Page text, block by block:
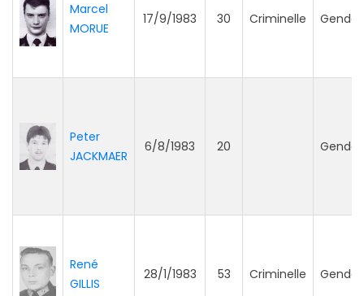
Marcel
MORUE
17/9/1983 30 Criminelle
Peter
JACKMAER
6/8/1983 20
René
GILLIS
28/1/1983 53 Criminelle